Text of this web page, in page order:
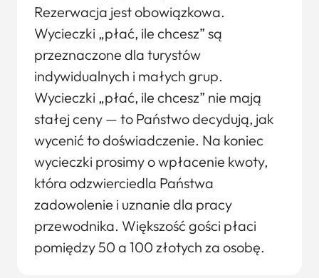
Rezerwacja jest obowiązkowa.
Wycieczki „płać, ile chcesz” są
przeznaczone dla turystów
indywidualnych i małych grup.
Wycieczki „płać, ile chcesz” nie mają
stałej ceny — to Państwo decydują, jak
wycenić to doświadczenie. Na koniec
wycieczki prosimy o wpłacenie kwoty,
która odzwierciedla Państwa
zadowolenie i uznanie dla pracy
przewodnika. Większość gości płaci
pomiędzy 50 a 100 złotych za osobę.